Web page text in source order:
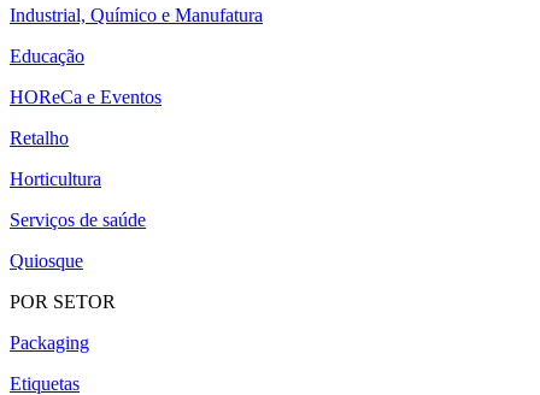
Industrial, Químico e Manufatura
Educação
HOReCa e Eventos
Retalho
Horticultura
Serviços de saúde
Quiosque
POR SETOR
Packaging
Etiquetas